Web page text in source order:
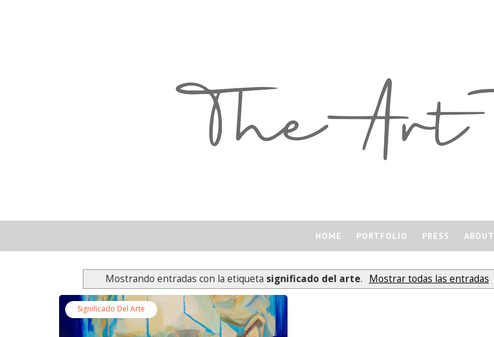
HOME PORTFOLIO PRESS ABOUT
Mostrando entradas con la etiqueta significado del arte. Mostrar todas las entradas
Significado Del Arte